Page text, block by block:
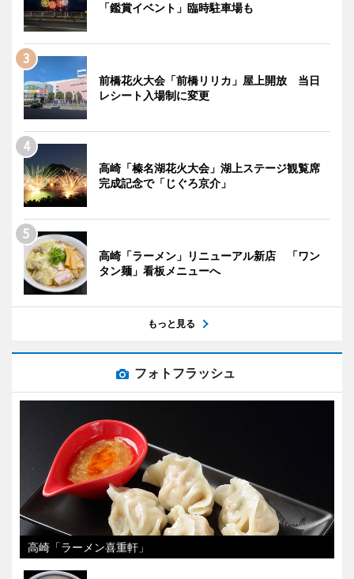
「鑑賞イベント」臨時駐車場も
前橋花火大会「前橋リリカ」屋上開放 当日
レシート入場制に変更
高崎「榛名湖花火大会」湖上ステージ観覧席
完成記念で「じぐろ京介」
高崎「ラーメン」リニューアル新店 「ワン
タン麺」看板メニューへ
もっと見る
フォトフラッシュ
高崎「ラーメン喜重軒」